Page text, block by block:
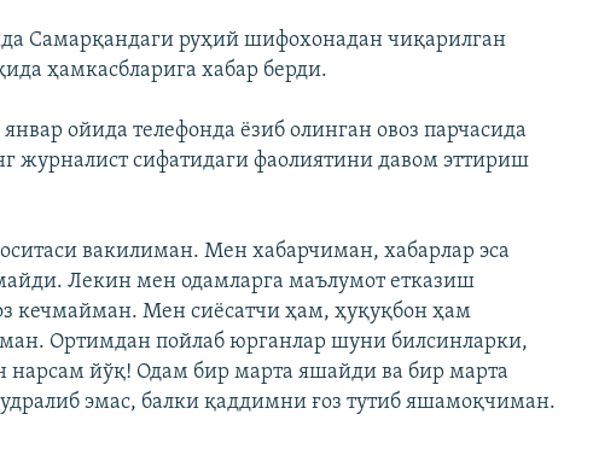
Самарқандаги руҳий шифохонадан чиқарилган
ҳамкасбларига хабар берди.
ойида телефонда ëзиб олинган овоз парчасида
сифатидаги фаолиятини давом эттириш
вакилиман. Мен хабарчиман, хабарлар эса
Лекин мен одамларга маълумот етказиш
кечмайман. Мен сиëсатчи ҳам, ҳуқуқбон ҳам
Ортимдан пойлаб юрганлар шуни билсинларки,
нарсам йўқ! Одам бир марта яшайди ва бир марта
эмас, балки қаддимни ғоз тутиб яшамоқчиман.